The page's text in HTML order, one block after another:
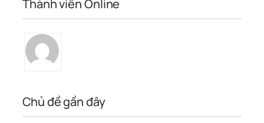
Thành viên Online
Chủ đề gần đây